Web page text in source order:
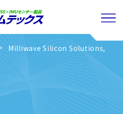
Milliwave Silicon Solutions,